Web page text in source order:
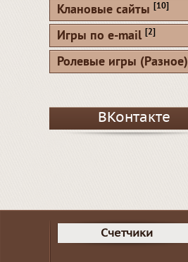
Клановые сайты [10]
Игры по e-mail [2]
Ролевые игры (Разное)
ВКонтакте
Счетчики